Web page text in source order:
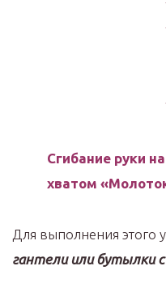
Сгибание руки
хватом
Для выполнения этого
гантели или бутылки с